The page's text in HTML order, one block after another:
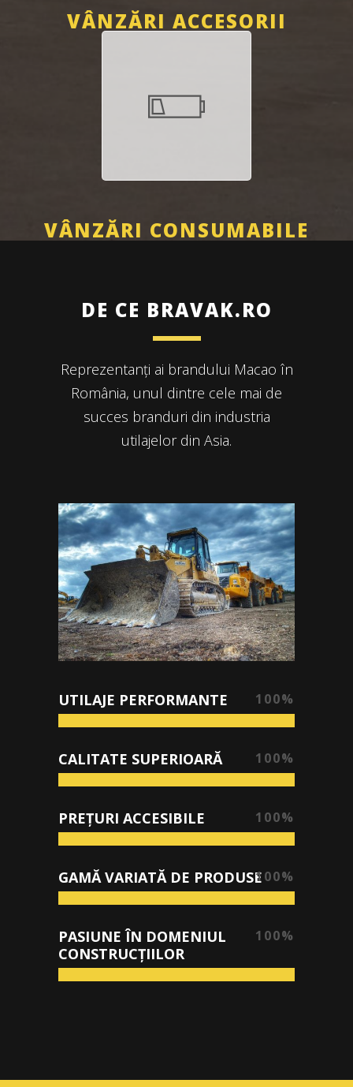
VÂNZĂRI ACCESORII
VÂNZĂRI CONSUMABILE
DE CE BRAVAK.RO
Reprezentanți ai brandului Macao în
România, unul dintre cele mai de
succes branduri din industria
utilajelor din Asia.
UTILAJE PERFORMANTE 100%
CALITATE SUPERIOARĂ 100%
PREȚURI ACCESIBILE 100%
GAMĂ VARIATĂ DE PRODUSE100%
PASIUNE ÎN DOMENIUL
CONSTRUCȚIILOR
100%